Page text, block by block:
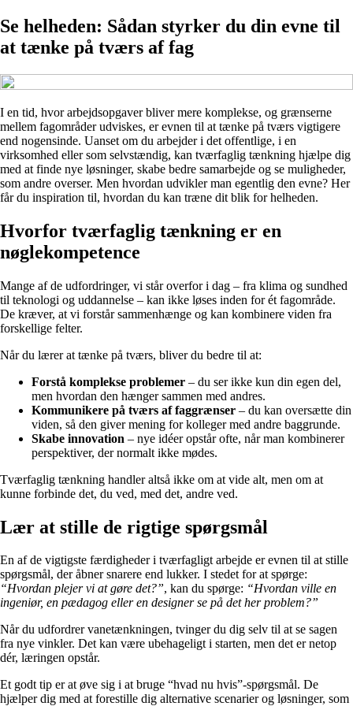
Se helheden: Sådan styrker du din evne til
at tænke på tværs af fag
I en tid, hvor arbejdsopgaver bliver mere komplekse, og grænserne
mellem fagområder udviskes, er evnen til at tænke på tværs vigtigere
end nogensinde. Uanset om du arbejder i det offentlige, i en
virksomhed eller som selvstændig, kan tværfaglig tænkning hjælpe dig
med at finde nye løsninger, skabe bedre samarbejde og se muligheder,
som andre overser. Men hvordan udvikler man egentlig den evne? Her
får du inspiration til, hvordan du kan træne dit blik for helheden.
Hvorfor tværfaglig tænkning er en
nøglekompetence
Mange af de udfordringer, vi står overfor i dag – fra klima og sundhed
til teknologi og uddannelse – kan ikke løses inden for ét fagområde.
De kræver, at vi forstår sammenhænge og kan kombinere viden fra
forskellige felter.
Når du lærer at tænke på tværs, bliver du bedre til at:
Forstå komplekse problemer – du ser ikke kun din egen del,
men hvordan den hænger sammen med andres.
Kommunikere på tværs af faggrænser – du kan oversætte din
viden, så den giver mening for kolleger med andre baggrunde.
Skabe innovation – nye idéer opstår ofte, når man kombinerer
perspektiver, der normalt ikke mødes.
Tværfaglig tænkning handler altså ikke om at vide alt, men om at
kunne forbinde det, du ved, med det, andre ved.
Lær at stille de rigtige spørgsmål
En af de vigtigste færdigheder i tværfagligt arbejde er evnen til at stille
spørgsmål, der åbner snarere end lukker. I stedet for at spørge:
“Hvordan plejer vi at gøre det?”, kan du spørge: “Hvordan ville en
ingeniør, en pædagog eller en designer se på det her problem?”
Når du udfordrer vanetænkningen, tvinger du dig selv til at se sagen
fra nye vinkler. Det kan være ubehageligt i starten, men det er netop
dér, læringen opstår.
Et godt tip er at øve sig i at bruge “hvad nu hvis”-spørgsmål. De
hjælper dig med at forestille dig alternative scenarier og løsninger, som